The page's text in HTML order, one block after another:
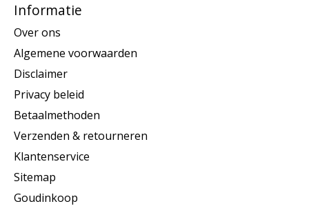
Informatie
Over ons
Algemene voorwaarden
Disclaimer
Privacy beleid
Betaalmethoden
Verzenden & retourneren
Klantenservice
Sitemap
Goudinkoop